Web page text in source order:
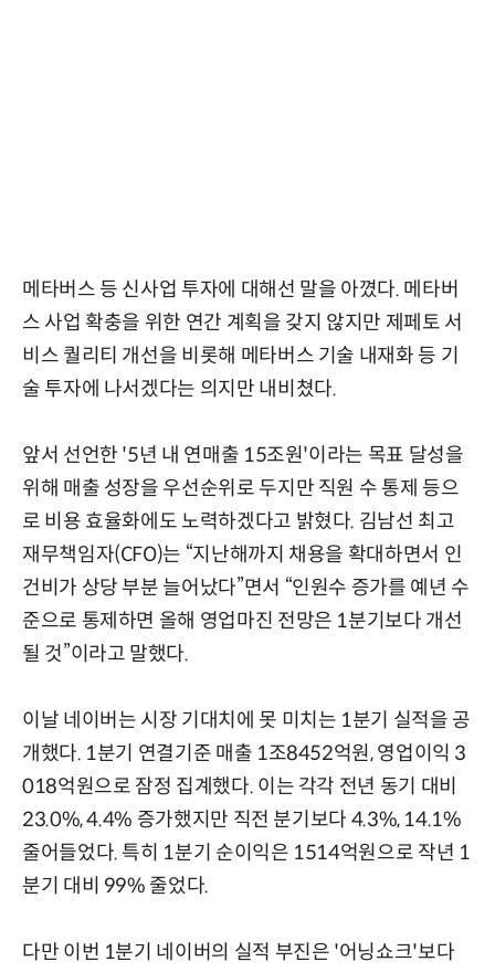
메타버스 등 신사업 투자에 대해선 말을 아꼈다. 메타버
스 사업 확충을 위한 연간 계획을 갖지 않지만 제페토 서
비스 퀄리티 개선을 비롯해 메타버스 기술 내재화 등 기
술 투자에 나서겠다는 의지만 내비쳤다.
앞서 선언한 '5년 내 연매출 15조원'이라는 목표 달성을
위해 매출 성장을 우선순위로 두지만 직원 수 통제 등으
로 비용 효율화에도 노력하겠다고 밝혔다. 김남선 최고
재무책임자(CFO)는 “지난해까지 채용을 확대하면서 인
건비가 상당 부분 늘어났다”면서 “인원수 증가를 예년 수
준으로 통제하면 올해 영업마진 전망은 1분기보다 개선
될 것”이라고 말했다.
이날 네이버는 시장 기대치에 못 미치는 1분기 실적을 공
개했다. 1분기 연결기준 매출 1조8452억원, 영업이익 3
018억원으로 잠정 집계했다. 이는 각각 전년 동기 대비
23.0%, 4.4% 증가했지만 직전 분기보다 4.3%, 14.1%
줄어들었다. 특히 1분기 순이익은 1514억원으로 작년 1
분기 대비 99% 줄었다.
다만 이번 1분기 네이버의 실적 부진은 '어닝쇼크'보다